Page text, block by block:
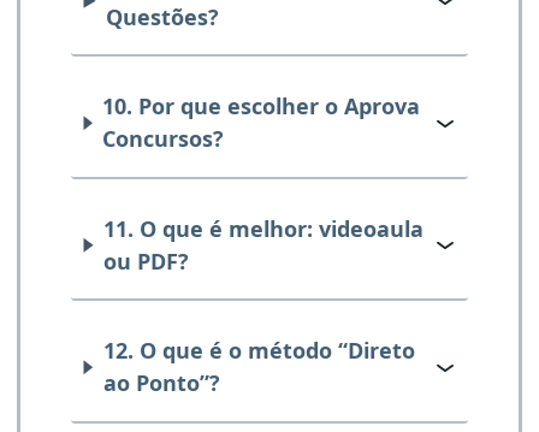
Questões?
10. Por que escolher o Aprova
Concursos?
11. O que é melhor: videoaula
ou PDF?
12. O que é o método “Direto
ao Ponto”?